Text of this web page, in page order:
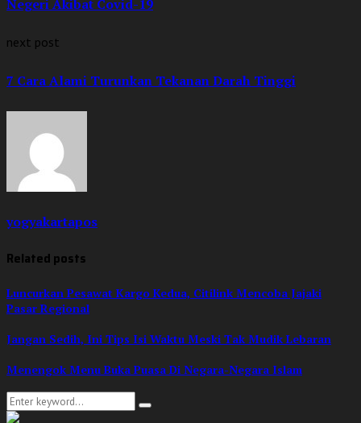
Negeri Akibat Covid-19
next post
7 Cara Alami Turunkan Tekanan Darah Tinggi
yogyakartapos
Related posts
Luncurkan Pesawat Kargo Kedua, Citilink Mencoba Jajaki
Pasar Regional
Jangan Sedih, Ini Tips Isi Waktu Meski Tak Mudik Lebaran
Menengok Menu Buka Puasa Di Negara-Negara Islam
Search
for:
Search